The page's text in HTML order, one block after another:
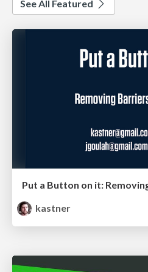
See All Featured
kastner